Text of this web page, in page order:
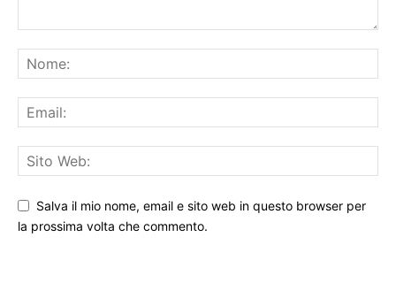
Salva il mio nome, email e sito web in questo browser per
la prossima volta che commento.